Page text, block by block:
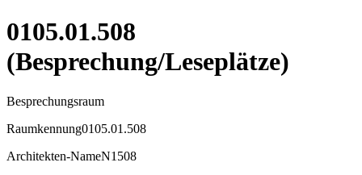
0105.01.508
(Besprechung/Leseplätze)
Besprechungsraum
Raumkennung0105.01.508
Architekten-NameN1508